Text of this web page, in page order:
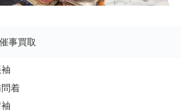
事買取
着